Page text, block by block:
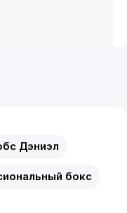
Дэниэл
бокс